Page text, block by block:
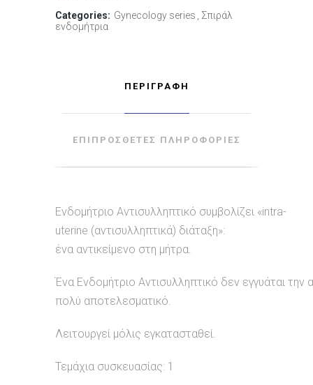
Categories: Gynecology series
Σπιράλ
ενδομήτρια
ΠΕΡΙΓΡΑΦΉ
ΕΠΙΠΡΌΣΘΕΤΕΣ ΠΛΗΡΟΦΟΡΊΕΣ
Ενδομήτριο Αντισυλληπτικό συμβολίζει «intra-
uterine (αντισυλληπτικά) διάταξη»:
ένα αντικείμενο στη μήτρα.
Ένα Ενδομήτριο Αντισυλληπτικό δεν εγγυάται
πολύ αποτελεσματικό.
Λειτουργεί μόλις εγκατασταθεί.
Τεμάχια συσκευασίας: 1